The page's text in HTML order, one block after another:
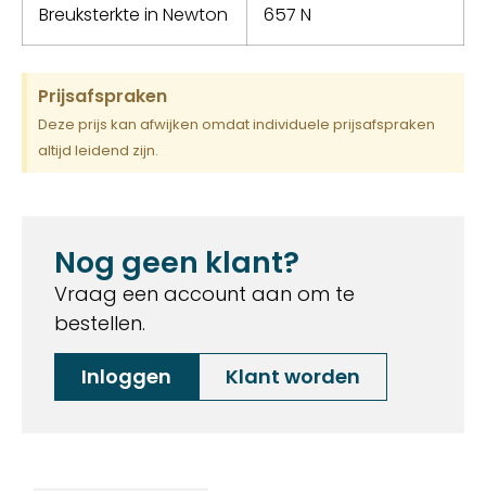
Breuksterkte in Newton 657 N
Prijsafspraken
Deze prijs kan afwijken omdat individuele prijsafspraken
altijd leidend zijn.
Nog geen klant?
Vraag een account aan om te
bestellen.
Inloggen
Klant worden